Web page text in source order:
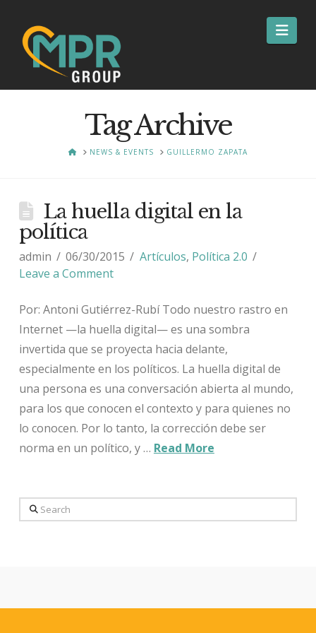
Tag Archive
HOMENEWS & EVENTS GUILLERMO ZAPATA
La huella digital en la
política
admin 06/30/2015 Artículos, Política 2.0
Leave a Comment
Por: Antoni Gutiérrez-Rubí Todo nuestro rastro en
Internet —la huella digital— es una sombra
invertida que se proyecta hacia delante,
especialmente en los políticos. La huella digital de
una persona es una conversación abierta al mundo,
para los que conocen el contexto y para quienes no
lo conocen. Por lo tanto, la corrección debe ser
norma en un político, y … Read More
Search